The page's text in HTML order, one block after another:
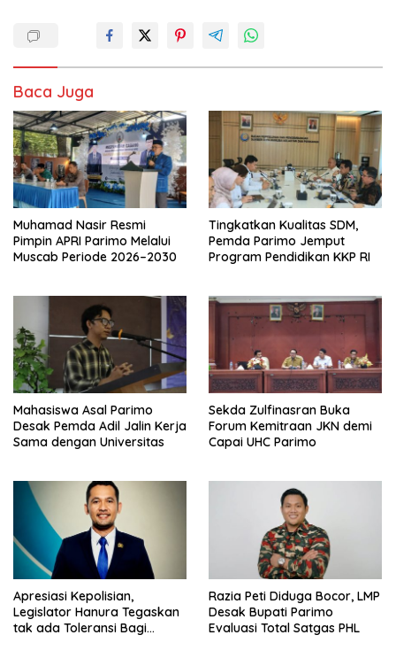
Baca Juga
Muhamad Nasir Resmi
Pimpin APRI Parimo Melalui
Muscab Periode 2026–2030
Tingkatkan Kualitas SDM,
Pemda Parimo Jemput
Program Pendidikan KKP RI
Mahasiswa Asal Parimo
Desak Pemda Adil Jalin Kerja
Sama dengan Universitas
Sekda Zulfinasran Buka
Forum Kemitraan JKN demi
Capai UHC Parimo
Apresiasi Kepolisian,
Legislator Hanura Tegaskan
tak ada Toleransi Bagi
Razia Peti Diduga Bocor, LMP
Desak Bupati Parimo
Evaluasi Total Satgas PHL